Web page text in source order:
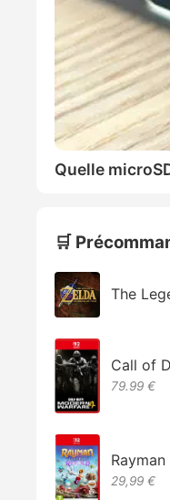
Quelle
🛒
The
Call of
79.99 €
29,99 €